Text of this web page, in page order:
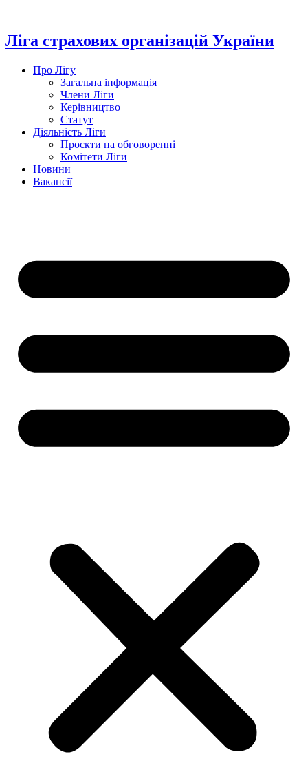
вмісту
Ліга страхових організацій України
Про Лігу
Загальна інформація
Члени Ліги
Керівництво
Статут
Діяльність Ліги
Проєкти на обговоренні
Комітети Ліги
Новини
Вакансії